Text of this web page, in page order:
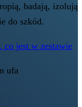
badają, izolują
do szkód.
co jest w zestawie
ufa